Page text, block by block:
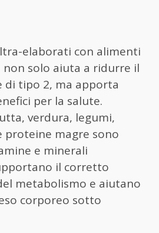
elaborati con alimenti
solo aiuta a ridurre il
di tipo 2, ma apporta
per la salute.
verdura, legumi,
proteine magre sono
e minerali
il corretto
metabolismo e aiutano
corporeo sotto